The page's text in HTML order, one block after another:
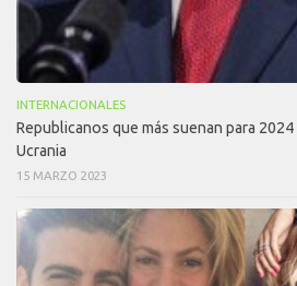
INTERNACIONALES
Republicanos que más suenan para
Ucrania
15 MARZO 2023